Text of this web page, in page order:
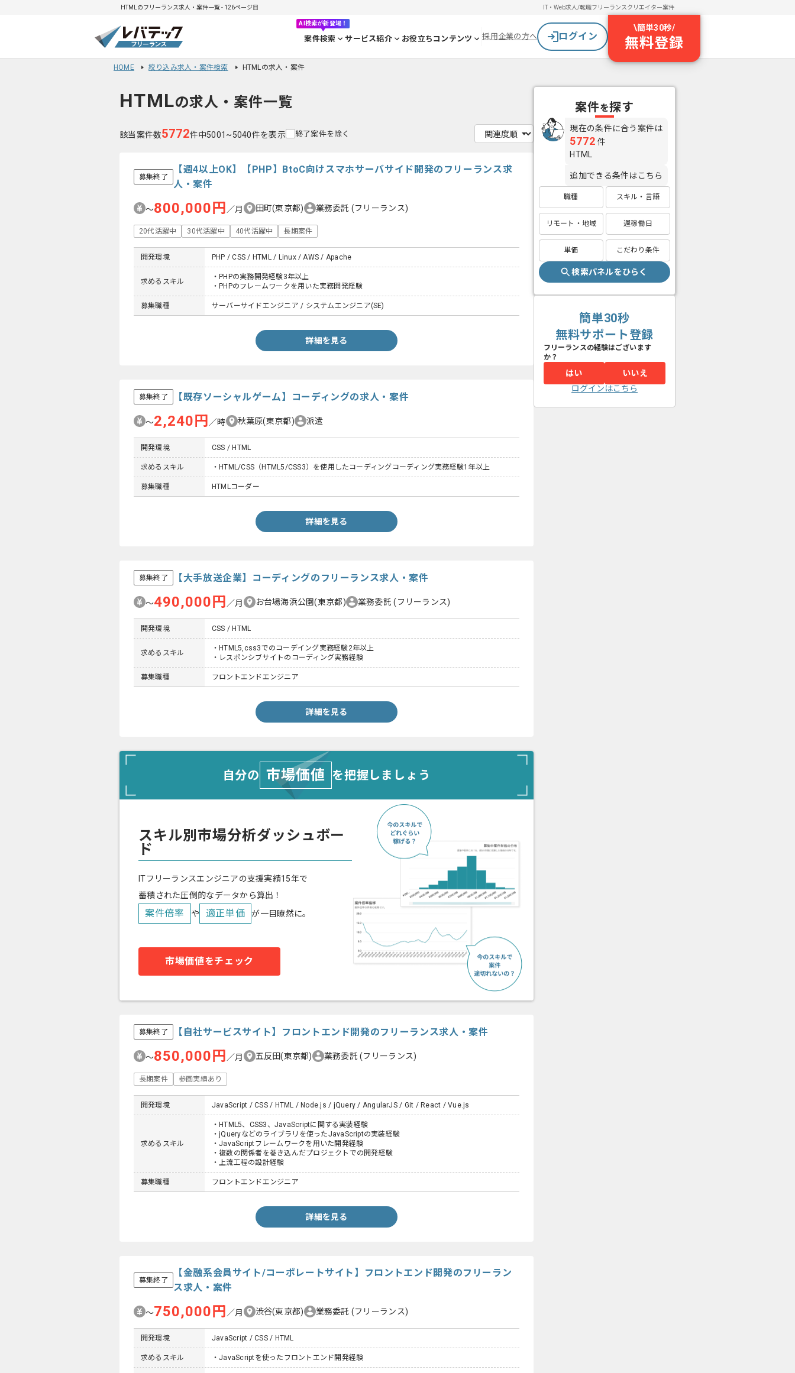
HTMLのフリーランス求人・案件一覧 - 126ページ目 IT・Web求人/転職フリーランスクリエイター案件
AI検索が新登場！
案件検索 サービス紹介 お役立ちコンテンツ 採用企業の方へ ログイン
\簡単30秒/
無料登録
HOME 絞り込み求人・案件検索 HTMLの求人・案件
HTMLの求人・案件一覧
該当案件数5772件中5001~5040件を表示 終了案件を除く
募集終了
【週4以上OK】【PHP】BtoC向けスマホサーバサイド開発のフリーランス求
人・案件
〜800,000円 ／月 田町(東京都) 業務委託 (フリーランス)
20代活躍中 30代活躍中 40代活躍中 長期案件
開発環境 PHP / CSS / HTML / Linux / AWS / Apache
求めるスキル
・PHPの実務開発経験3年以上
・PHPのフレームワークを用いた実務開発経験
募集職種 サーバーサイドエンジニア / システムエンジニア(SE)
詳細を見る
募集終了 【既存ソーシャルゲーム】コーディングの求人・案件
〜2,240円／時 秋葉原(東京都) 派遣
開発環境 CSS / HTML
求めるスキル ・HTML/CSS（HTML5/CSS3）を使用したコーディングコーディング実務経験1年以上
募集職種 HTMLコーダー
詳細を見る
募集終了 【大手放送企業】コーディングのフリーランス求人・案件
〜490,000円 ／月 お台場海浜公園(東京都) 業務委託(フリーランス)
開発環境 CSS / HTML
求めるスキル
・HTML5,css3でのコーデイング実務経験2年以上
・レスポンシブサイトのコーディング実務経験
募集職種 フロントエンドエンジニア
詳細を見る
自分の 市場価値 を把握しましょう
スキル別市場分析ダッシュボー
ド
ITフリーランスエンジニアの支援実績15年で
蓄積された圧倒的なデータから算出！
案件倍率 や 適正単価 が一目瞭然に。
市場価値をチェック
募集終了 【自社サービスサイト】フロントエンド開発のフリーランス求人・案件
〜850,000円 ／月 五反田(東京都) 業務委託(フリーランス)
長期案件 参画実績あり
開発環境 JavaScript / CSS / HTML / Node.js / jQuery / AngularJS / Git / React / Vue.js
求めるスキル
・HTML5、CSS3、JavaScriptに関する実装経験
・jQueryなどのライブラリを使ったJavaScriptの実装経験
・JavaScriptフレームワークを用いた開発経験
・複数の関係者を巻き込んだプロジェクトでの開発経験
・上流工程の設計経験
募集職種 フロントエンドエンジニア
詳細を見る
募集終了
【金融系会員サイト/コーポレートサイト】フロントエンド開発のフリーラン
ス求人・案件
〜750,000円 ／月 渋谷(東京都) 業務委託 (フリーランス)
開発環境 JavaScript / CSS / HTML
求めるスキル ・JavaScriptを使ったフロントエンド開発経験
案件を探す
現在の条件に合う案件は
5772 件
HTML
追加できる条件はこちら
職種 スキル・言語
リモート・地域 週稼働日
単価 こだわり条件
検索パネルをひらく
簡単30秒
無料サポート登録
フリーランスの経験はございます
か？
はい
いいえ
ログインはこちら